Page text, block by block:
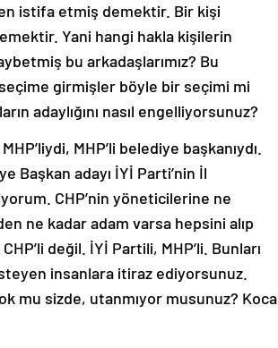
istifa etmiş demektir. Bir kişi
Yani hangi hakla kişilerin
bu arkadaşlarımız? Bu
girmişler böyle bir seçimi mi
adaylığını nasıl engelliyorsunuz?
MHP’li belediye başkanıydı.
Başkan adayı İYİ Parti’nin İl
CHP’nin yöneticilerine ne
ne kadar adam varsa hepsini alıp
değil. İYİ Partili, MHP’li. Bunları
insanlara itiraz ediyorsunuz.
mu sizde, utanmıyor musunuz? Koca